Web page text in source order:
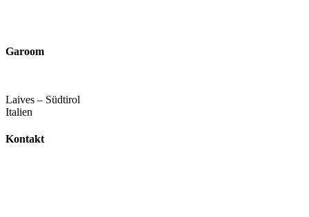
Garoom
Laives – Südtirol
Italien
Kontakt